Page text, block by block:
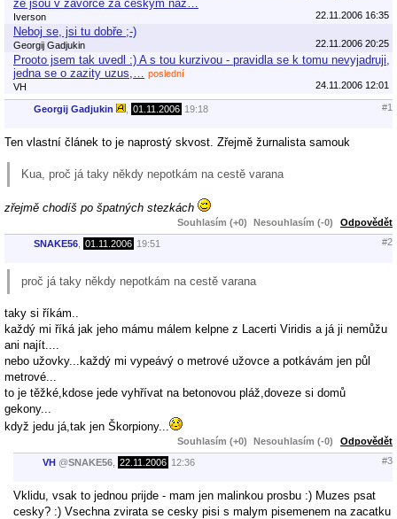
že jsou v závorce za českým náz…
Iverson 22.11.2006 16:35
Neboj se, jsi tu dobře ;-)
Georgij Gadjukin 22.11.2006 20:25
Prooto jsem tak uvedl :) A s tou kurzivou - pravidla se k tomu nevyjadruji,
jedna se o zazity uzus,…
poslední
VH
24.11.2006 12:01
Georgij Gadjukin 01.11.2006 19:18 #1
Ten vlastní článek to je naprostý skvost. Zřejmě žurnalista samouk
Kua, proč já taky někdy nepotkám na cestě varana
zřejmě chodíš po špatných stezkách
Souhlasím (+0) Nesouhlasím (-0) Odpovědět
SNAKE56 01.11.2006 19:51 #2
proč já taky někdy nepotkám na cestě varana
taky si říkám..
každý mi říká jak jeho mámu málem kelpne z Lacerti Viridis a já ji nemůžu
ani najít....
nebo užovky...každý mi vypeávý o metrové užovce a potkávám jen půl
metrové...
to je těžké,kdose jede vyhřívat na betonovou pláž,doveze si domů
gekony...
když jedu já,tak jen Škorpiony...
Souhlasím (+0) Nesouhlasím (-0) Odpovědět
VH @SNAKE56 22.11.2006 12:36 #3
Vklidu, vsak to jednou prijde - mam jen malinkou prosbu :) Muzes psat
cesky? :) Vsechna zvirata se cesky pisi s malym pisemenem na zacatku